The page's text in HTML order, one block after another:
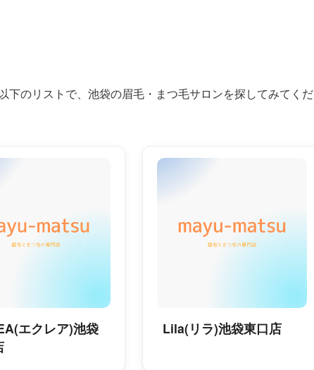
下のリストで、池袋の眉毛・まつ毛サロンを探してみてくだ
エクレア)池袋
Lila(リラ)池袋東口店